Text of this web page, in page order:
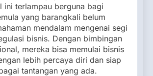
ini terlampau berguna bagi
yang barangkali belum
mendalam mengenai segi
bisnis. Dengan bimbingan
mereka bisa memulai bisnis
lebih percaya diri dan siap
tantangan yang ada.